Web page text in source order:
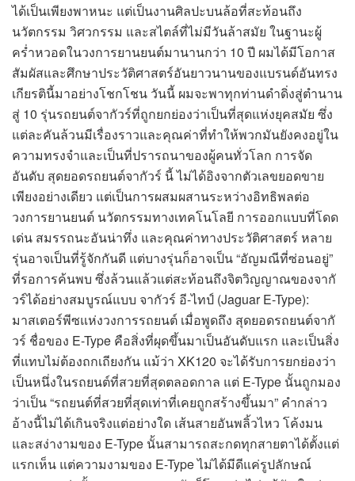
ได้เป็นเพียงพาหนะ แต่เป็นงานศิลปะบนล้อที่สะท้อนถึง
นวัตกรรม วิศวกรรม และสไตล์ที่ไม่มีวันล้าสมัย ในฐานะผู้
คร่ำหวอดในวงการยานยนต์มานานกว่า 10 ปี ผมได้มีโอกาส
สัมผัสและศึกษาประวัติศาสตร์อันยาวนานของแบรนด์อันทรง
เกียรตินี้มาอย่างโชกโชน วันนี้ ผมจะพาทุกท่านดำดิ่งสู่ตำนาน
สู่ 10 รุ่นรถยนต์จากัวร์ที่ถูกยกย่องว่าเป็นที่สุดแห่งยุคสมัย ซึ่ง
แต่ละคันล้วนมีเรื่องราวและคุณค่าที่ทำให้พวกมันยังคงอยู่ใน
ความทรงจำและเป็นที่ปรารถนาของผู้คนทั่วโลก การจัด
อันดับ สุดยอดรถยนต์จากัวร์ นี้ ไม่ได้อิงจากตัวเลขยอดขาย
เพียงอย่างเดียว แต่เป็นการผสมผสานระหว่างอิทธิพลต่อ
วงการยานยนต์ นวัตกรรมทางเทคโนโลยี การออกแบบที่โดด
เด่น สมรรถนะอันน่าทึ่ง และคุณค่าทางประวัติศาสตร์ หลาย
รุ่นอาจเป็นที่รู้จักกันดี แต่บางรุ่นก็อาจเป็น “อัญมณีที่ซ่อนอยู่”
ที่รอการค้นพบ ซึ่งล้วนแล้วแต่สะท้อนถึงจิตวิญญาณของจากั
วร์ได้อย่างสมบูรณ์แบบ จากัวร์ อี-ไทป์ (Jaguar E-Type):
มาสเตอร์พีซแห่งวงการรถยนต์ เมื่อพูดถึง สุดยอดรถยนต์จากั
วร์ ชื่อของ E-Type คือสิ่งที่ผุดขึ้นมาเป็นอันดับแรก และเป็นสิ่ง
ที่แทบไม่ต้องถกเถียงกัน แม้ว่า XK120 จะได้รับการยกย่องว่า
เป็นหนึ่งในรถยนต์ที่สวยที่สุดตลอดกาล แต่ E-Type นั้นถูกมอง
ว่าเป็น “รถยนต์ที่สวยที่สุดเท่าที่เคยถูกสร้างขึ้นมา” คำกล่าว
อ้างนี้ไม่ได้เกินจริงแต่อย่างใด เส้นสายอันพลิ้วไหว โค้งมน
และสง่างามของ E-Type นั้นสามารถสะกดทุกสายตาได้ตั้งแต่
แรกเห็น แต่ความงามของ E-Type ไม่ได้มีดีแค่รูปลักษณ์